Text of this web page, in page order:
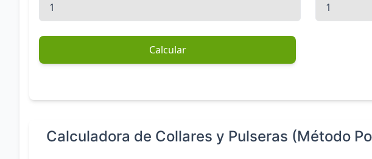
Calcular
Calculadora de Collares y Pulseras (Método